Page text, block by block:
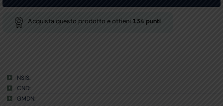
118
e
SUPERVEGA
Acquista questo prodotto e ottieni 134 punti
NSIS:
CND:
GMDN: